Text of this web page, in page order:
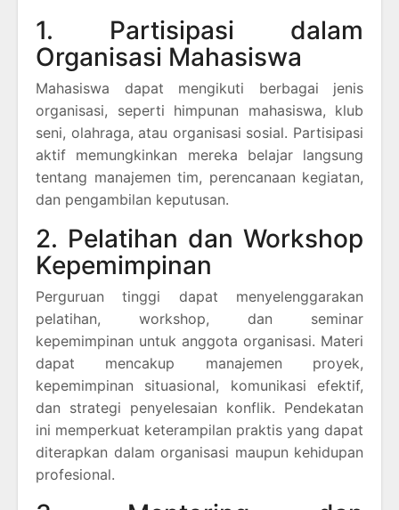
1. Partisipasi dalam
Organisasi Mahasiswa
Mahasiswa dapat mengikuti berbagai jenis
organisasi, seperti himpunan mahasiswa, klub
seni, olahraga, atau organisasi sosial. Partisipasi
aktif memungkinkan mereka belajar langsung
tentang manajemen tim, perencanaan kegiatan,
dan pengambilan keputusan.
2. Pelatihan dan Workshop
Kepemimpinan
Perguruan tinggi dapat menyelenggarakan
pelatihan, workshop, dan seminar
kepemimpinan untuk anggota organisasi. Materi
dapat mencakup manajemen proyek,
kepemimpinan situasional, komunikasi efektif,
dan strategi penyelesaian konflik. Pendekatan
ini memperkuat keterampilan praktis yang dapat
diterapkan dalam organisasi maupun kehidupan
profesional.